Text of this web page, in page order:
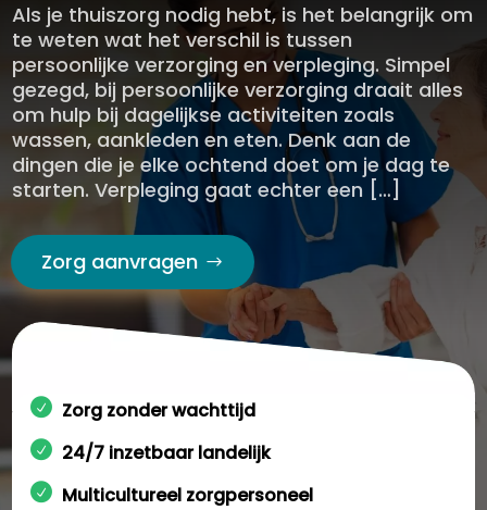
Als je thuiszorg nodig hebt, is het belangrijk om
te weten wat het verschil is tussen
persoonlijke verzorging en verpleging. Simpel
gezegd, bij persoonlijke verzorging draait alles
om hulp bij dagelijkse activiteiten zoals
wassen, aankleden en eten. Denk aan de
dingen die je elke ochtend doet om je dag te
starten. Verpleging gaat echter een […]
Zorg aanvragen
Zorg zonder wachttijd
24/7 inzetbaar landelijk
Multicultureel zorgpersoneel